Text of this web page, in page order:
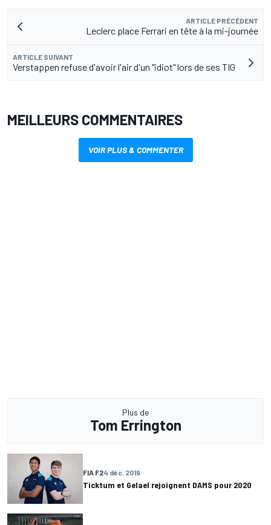
ARTICLE PRÉCÉDENT
Leclerc place Ferrari en tête à la mi-journée
ARTICLE SUIVANT
Verstappen refuse d'avoir l'air d'un "idiot" lors de ses TIG
MEILLEURS COMMENTAIRES
VOIR PLUS & COMMENTER
Plus de
Tom Errington
FIA F24 déc. 2019
Ticktum et Gelael rejoignent DAMS pour 2020